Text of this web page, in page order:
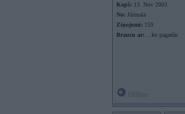
Kopš: 13. Nov 2003
No: Jūrmala
Ziņojumi: 159
Braucu ar: ...ko pagadās